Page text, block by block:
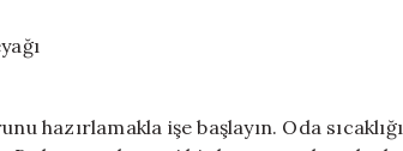
hazırlamakla işe başlayın. Oda